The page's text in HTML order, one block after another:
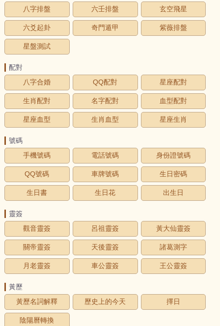
八字排盤
六壬排盤 玄空飛星
六爻起卦 奇門遁甲 紫薇排盤
星盤測試
配對
八字合婚
QQ配對 星座配對
生肖配對 名字配對 血型配對
星座血型 生肖血型 星座生肖
號碼
手機號碼
電話號碼 身份證號碼
QQ號碼 車牌號碼 生日密碼
生日書 生日花 出生日
靈簽
觀音靈簽
呂祖靈簽 黃大仙靈簽
關帝靈簽 天後靈簽 諸葛測字
月老靈簽 車公靈簽 王公靈簽
黃歷
黃歷名詞解釋
歷史上的今天 擇日
陰陽曆轉換